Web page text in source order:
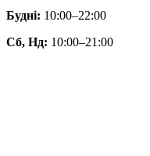
Будні: 10:00–22:00
Сб, Нд: 10:00–21:00